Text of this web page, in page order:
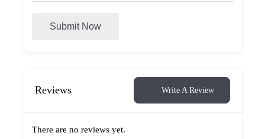
Submit Now
Reviews Write A Review
There are no reviews yet.